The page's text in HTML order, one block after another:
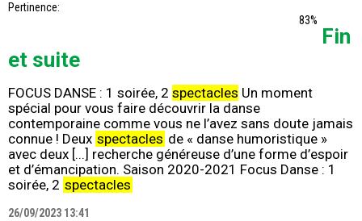
Pertinence:
83%
Fin
et suite
FOCUS DANSE : 1 soirée, 2 spectacles Un moment
spécial pour vous faire découvrir la danse
contemporaine comme vous ne l’avez sans doute jamais
connue ! Deux spectacles de « danse humoristique »
avec deux [...] recherche généreuse d’une forme d’espoir
et d’émancipation. Saison 2020-2021 Focus Danse : 1
soirée, 2 spectacles
26/09/2023 13:41